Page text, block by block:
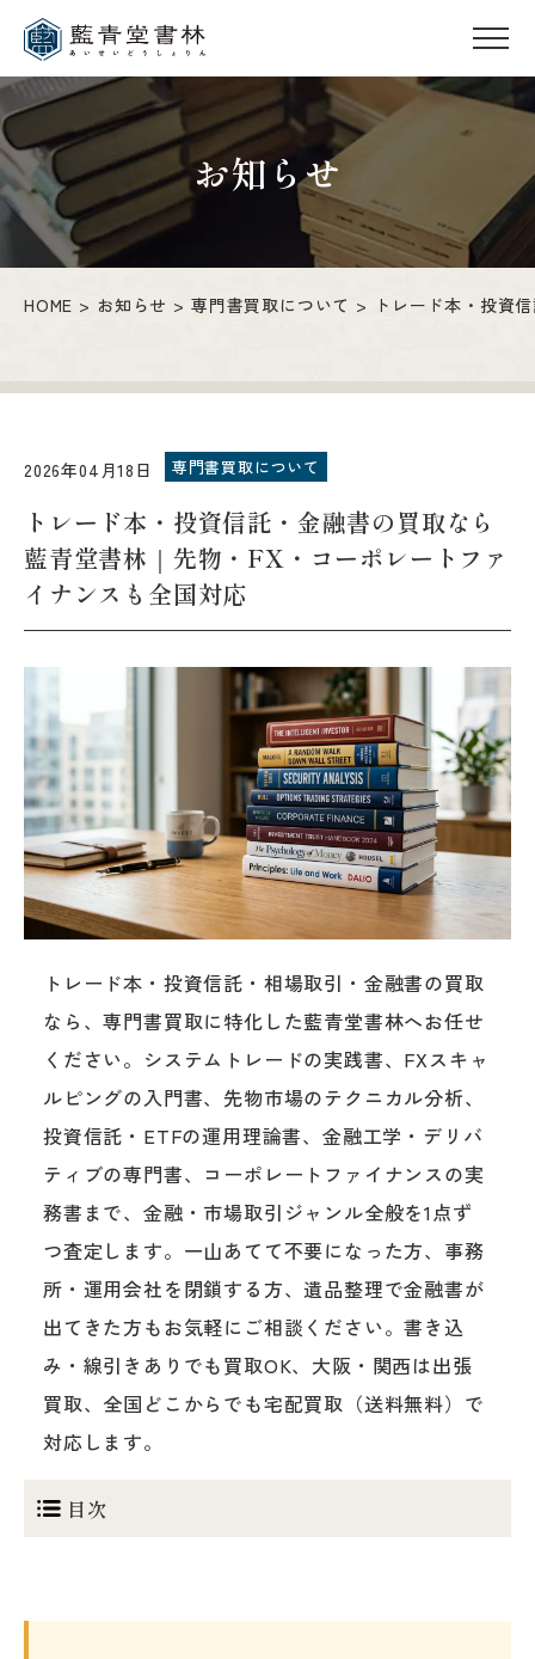
お知らせ
HOME お知らせ 専門書買取について トレード本・投資
2026年04月18日 専門書買取について
トレード本・投資信託・金融書の買取なら
藍青堂書林｜先物・FX・コーポレートファ
イナンスも全国対応
トレード本・投資信託・相場取引・金融書の買取
なら、専門書買取に特化した藍青堂書林へお任せ
ください。システムトレードの実践書、FXスキャ
ルピングの入門書、先物市場のテクニカル分析、
投資信託・ETFの運用理論書、金融工学・デリバ
ティブの専門書、コーポレートファイナンスの実
務書まで、金融・市場取引ジャンル全般を1点ず
つ査定します。一山あてて不要になった方、事務
所・運用会社を閉鎖する方、遺品整理で金融書が
出てきた方もお気軽にご相談ください。書き込
み・線引きありでも買取OK、大阪・関西は出張
買取、全国どこからでも宅配買取（送料無料）で
対応します。
目次